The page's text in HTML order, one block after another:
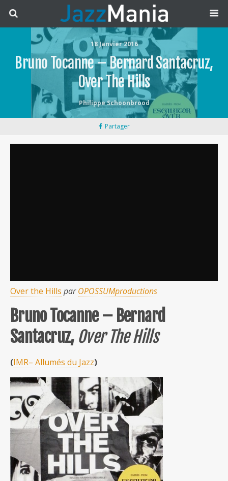
18 Janvier 2016
Bruno Tocanne – Bernard Santacruz,
Over The Hills
Philippe Schoonbrood
Partager
Over the Hills parOPOSSUMproductions
Bruno Tocanne – Bernard
Santacruz, Over The Hills
(IMR– Allumés du Jazz)